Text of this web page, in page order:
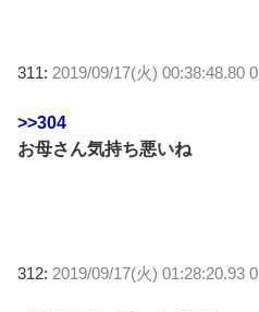
311: 2019/09/17(火) 00:38:48.80 0
>>304
お母さん気持ち悪いね
312: 2019/09/17(火) 01:28:20.93 0